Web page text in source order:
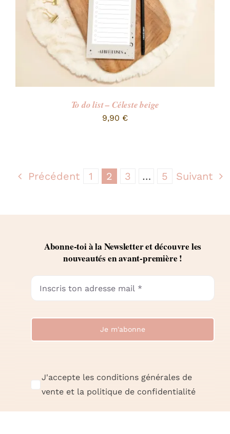
To do list – Céleste beige
9,90 €
Précédent 1 2 3 … 5 Suivant
Abonne-toi à la Newsletter et découvre les
nouveautés en avant-première !
Je m'abonne
J'accepte les conditions générales de
vente et la politique de confidentialité